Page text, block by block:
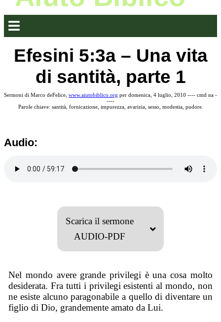
Efesini 5:3a – Una vita
di santità, parte 1
Sermoni di Marco deFelice, www.aiutobiblico.org per domenica, 4 luglio, 2010 ---- cmd na -
----
Parole chiave: santità, fornicazione, impurezza, avarizia, sesso, modestia, pudore.
Audio:
Scarica il sermone
AUDIO-PDF
Nel mondo avere grande privilegi è una cosa molto
desiderata. Fra tutti i privilegi esistenti al mondo, non
ne esiste alcuno paragonabile a quello di diventare un
figlio di Dio, grandemente amato da Lui.